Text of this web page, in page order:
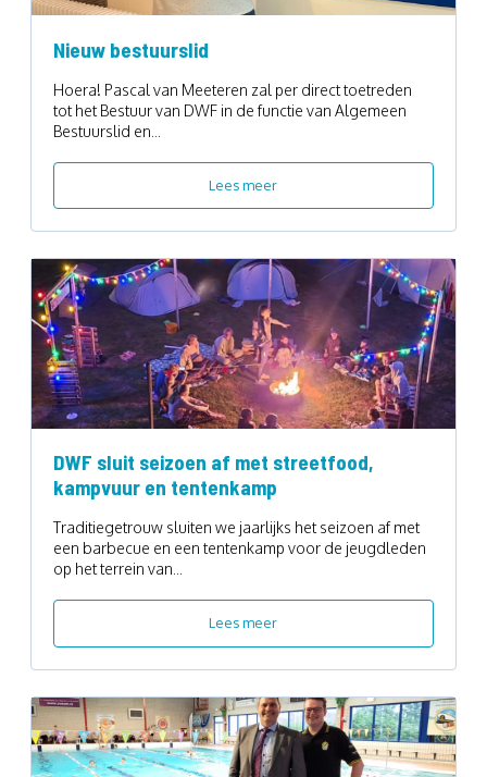
Nieuw bestuurslid
Hoera! Pascal van Meeteren zal per direct toetreden
tot het Bestuur van DWF in de functie van Algemeen
Bestuurslid en...
Lees meer
DWF sluit seizoen af met streetfood,
kampvuur en tentenkamp
Traditiegetrouw sluiten we jaarlijks het seizoen af met
een barbecue en een tentenkamp voor de jeugdleden
op het terrein van...
Lees meer